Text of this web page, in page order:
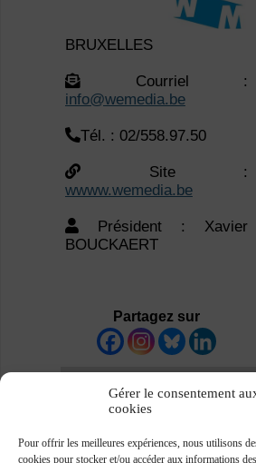
Gérer le consentement
cookies
Pour offrir les meilleures expériences, nous utilisons
cookies pour stocker et/ou accéder aux informations
BRUXELLES
Courriel :
info@wemedia.be
Tél. : 02/558.97.50
Site :
wwww.wemedia.be
Président : Xavier
BOUCKAERT
Partagez sur